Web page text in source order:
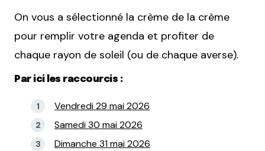
On vous a sélectionné la crème de la crème
pour remplir votre agenda et profiter de
chaque rayon de soleil (ou de chaque averse).
Par ici les raccourcis :
Vendredi 29 mai 2026
Samedi 30 mai 2026
Dimanche 31 mai 2026